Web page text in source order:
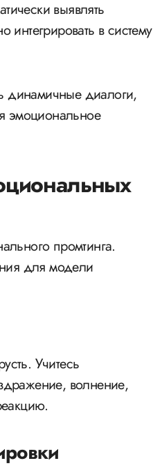
выявлять
в систему
динамичные диалоги,
эмоциональное
промтинга.
для модели
Учитесь
волнение,